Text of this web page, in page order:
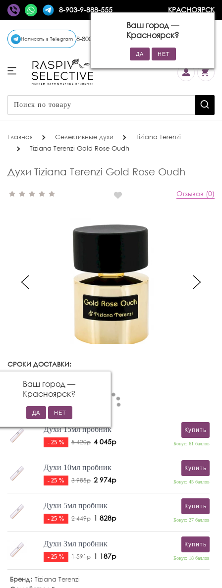
8-903-9-888-555 КРАСНОЯРСК
Ваш город —
Красноярск?
Написать в Telegram 8-800-770-72-34 (бесплатно)
Главная Селективные духи
Tiziana Terenzi
Tiziana Terenzi Gold Rose Oudh
Духи Tiziana Terenzi Gold Rose Oudh
Отзывов (0)
СРОКИ ДОСТАВКИ:
Ваш город —
Красноярск?
Духи 15мл пробник
- 25 % 5 420р 4 045р
Купить
Бонус: 61 баллов
Духи 10мл пробник
- 25 % 3 985р 2 974р
Купить
Бонус: 45 баллов
Духи 5мл пробник
- 25 % 2 449р 1 828р
Купить
Бонус: 27 баллов
Духи 3мл пробник
- 25 % 1 591р 1 187р
Купить
Бонус: 18 баллов
Бренд Tiziana Terenzi